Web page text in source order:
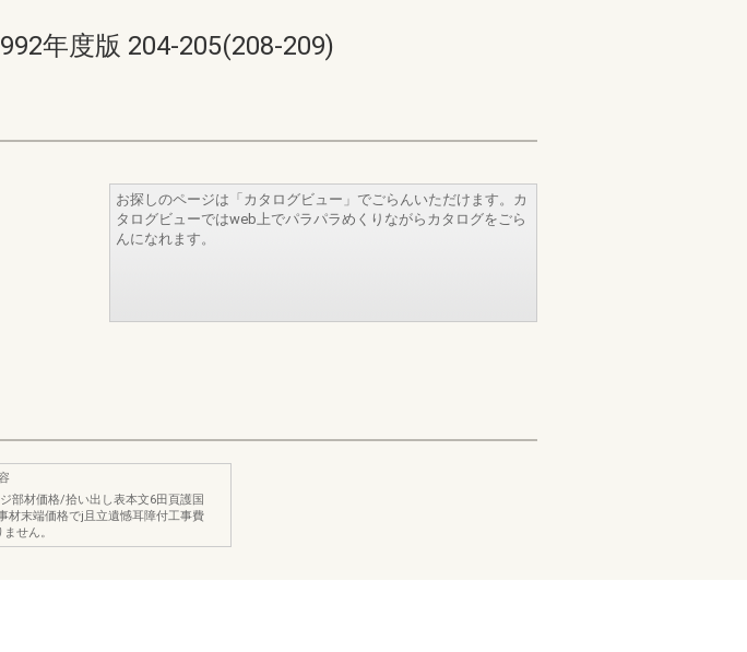
年度版 204-205(208-209)
お探しのページは「カタログビュー」でごらんいただけます。カ
タログビューではweb上でパラパラめくりながらカタログをごら
んになれます。
部材価格/拾い出し表本文6田頁護国
材末端価格でj且立遺憾耳障付工事費
せん。